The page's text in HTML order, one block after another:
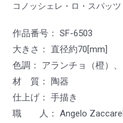
コノッシェレ・ロ・スパッツ
作品番号： SF-6503
大きさ： 直径約70[mm]
色調： アランチョ（橙）
材 質： 陶器
仕上げ： 手描き
職 人： Angelo